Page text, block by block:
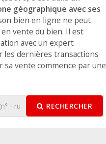
géographique avec ses
bien en ligne ne peut
vente du bien. Il est
avec un expert
les dernières transactions
sa vente commence par une
RECHERCHER